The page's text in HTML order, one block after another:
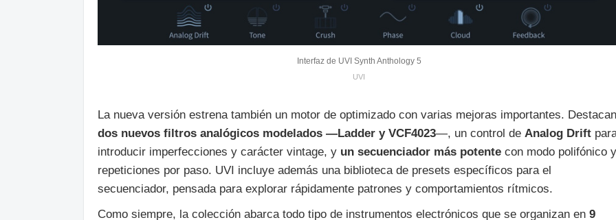
Interfaz de UVI Synth Anthology 5
UVI
La nueva versión estrena también un motor de optimizado con varias mejoras importantes. Destacan
dos nuevos filtros analógicos modelados —Ladder y VCF4023—, un control de Analog Drift
introducir imperfecciones y carácter vintage, y un secuenciador más potente con modo polifónico y
repeticiones por paso. UVI incluye además una biblioteca de presets específicos para el
secuenciador, pensada para explorar rápidamente patrones y comportamientos rítmicos.
Como siempre, la colección abarca todo tipo de instrumentos electrónicos que se organizan en 9